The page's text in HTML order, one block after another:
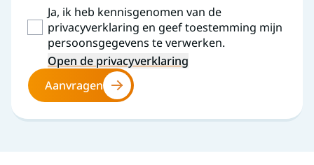
Ja, ik heb kennisgenomen van de
privacyverklaring en geef toestemming mijn
persoonsgegevens te verwerken.
Open de privacyverklaring
Aanvragen